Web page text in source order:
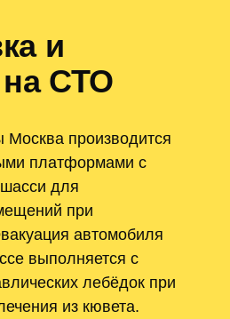
и
на СТО
производится
платформами с
для
при
автомобиля
выполняется с
лебёдок при
из кювета.